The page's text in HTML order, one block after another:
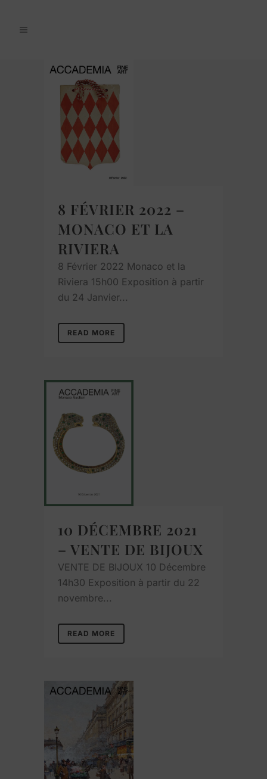
8 FÉVRIER 2022 –
MONACO ET LA
RIVIERA
8 Février 2022 Monaco et la
Riviera 15h00 Exposition à partir
du 24 Janvier...
READ MORE
10 DÉCEMBRE 2021
– VENTE DE BIJOUX
VENTE DE BIJOUX 10 Décembre
14h30 Exposition à partir du 22
novembre...
READ MORE